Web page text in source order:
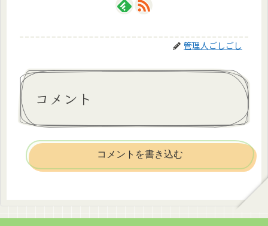
管理人ごしごし
コメント
コメントを書き込む